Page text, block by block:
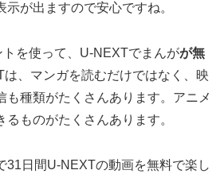
が出ますので安心ですね。
を使って、U-NEXTでまんがが無
は、マンガを読むだけではなく、映
も種類がたくさんあります。アニメ
るものがたくさんあります。
31日間U-NEXTの動画を無料で楽し